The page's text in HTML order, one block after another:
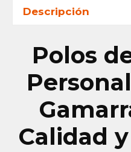
Descripción
Polos
Calidad